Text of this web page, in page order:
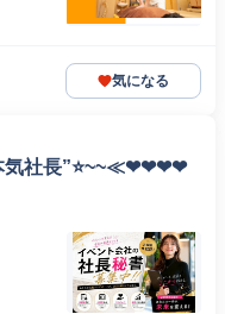
気になる
気社長”⭐~~≪❤❤❤❤